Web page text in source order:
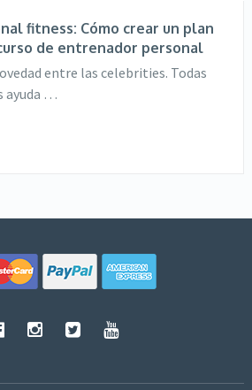
fitness: Cómo crear un plan
de entrenador personal
entre las celebrities. Todas
ayuda …